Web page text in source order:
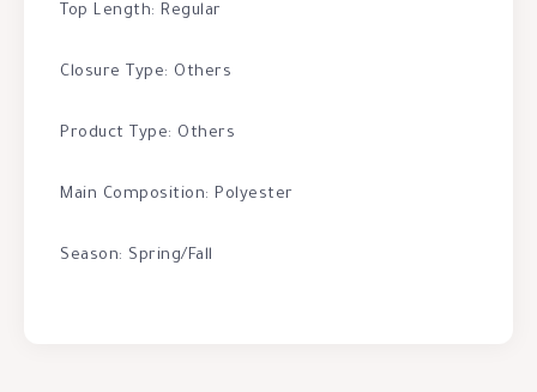
Top Length: Regular
Closure Type: Others
Product Type: Others
Main Composition: Polyester
Season: Spring/Fall